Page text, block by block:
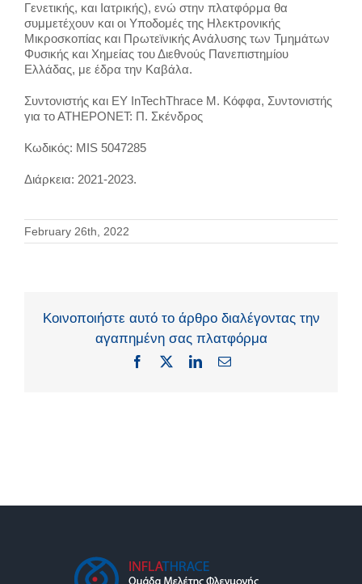
Γενετικής, και Ιατρικής), ενώ στην πλατφόρμα θα
συμμετέχουν και οι Υποδομές της Ηλεκτρονικής
Μικροσκοπίας και Πρωτεϊνικής Ανάλυσης των Τμημάτων
Φυσικής και Χημείας του Διεθνούς Πανεπιστημίου
Ελλάδας, με έδρα την Καβάλα.
Συντονιστής και ΕΥ InTechThrace Μ. Κόφφα, Συντονιστής
για το ΑΤΗΕΡΟΝΕΤ: Π. Σκένδρος
Κωδικός: MIS 5047285
Διάρκεια: 2021-2023.
February 26th, 2022
Κοινοποιήστε αυτό το άρθρο διαλέγοντας την
αγαπημένη σας πλατφόρμα
Facebook LinkedInEmail